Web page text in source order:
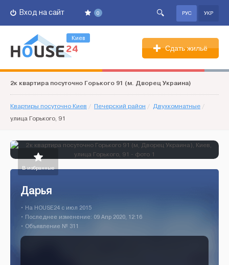
0
Вход на сайт РУС УКР
Киев
Сдать жильё
2к квартира посуточно Горького 91 (м. Дворец Украина)
Квартиры посуточно Киев / Печерский район / Двухкомнатные /
улица Горького, 91
В избранные
Дарья
• На HOUSE24 c июл 2015
• Последнее изменение: 09 Апр 2020, 12:16
• Объявление № 311